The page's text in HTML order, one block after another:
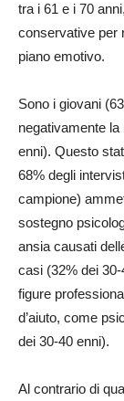
tra i 61 e i 70
conservative per
piano emotivo.
Sono i giovani
negativamente
enni). Questo
68% degli
campione)
sostegno
ansia causati
casi (32% dei
figure
d’aiuto, come
dei 30-40 enni).
Al contrario di